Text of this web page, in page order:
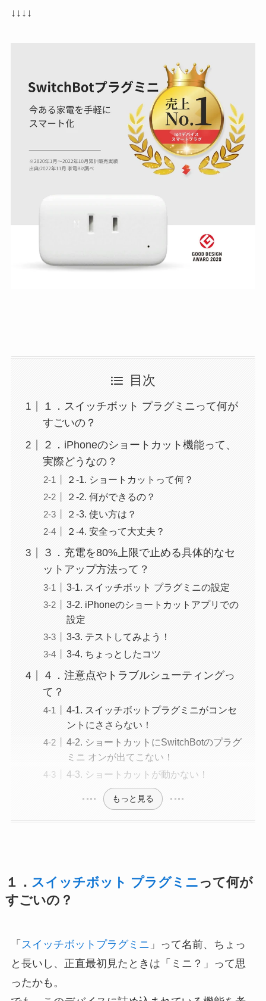
↓↓↓↓
目次
１．スイッチボット プラグミニって何が
すごいの？
２．iPhoneのショートカット機能って、
実際どうなの？
２-1. ショートカットって何？
２-2. 何ができるの？
２-3. 使い方は？
２-4. 安全って大丈夫？
３．充電を80%上限で止める具体的なセ
ットアップ方法って？
3-1. スイッチボット プラグミニの設定
3-2. iPhoneのショートカットアプリでの
設定
3-3. テストしてみよう！
3-4. ちょっとしたコツ
４．注意点やトラブルシューティングっ
て？
4-1. スイッチボットプラグミニがコンセ
ントにささらない！
4-2. ショートカットにSwitchBotのプラグ
ミニ オンが出てこない！
4‐3. ショートカットが動かない！
もっと見る
１． スイッチボット プラグミニ って何が
すごいの？
「 スイッチボットプラグミニ 」って名前、ちょっ
と長いし、正直最初見たときは「ミニ？」って思
ったかも。